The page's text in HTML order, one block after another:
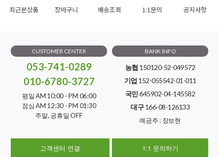
최근본상품 장바구니 배송조회 1:1문의 공지사항
CUSTOMER CENTER
053-741-0289
010-6780-3727
평일 AM 10:00 - PM 06:00
점심 AM 12:30 - PM 01:30
주말, 공휴일 OFF
BANK INFO
농협 150120-52-049572
기업 152-055542-01-011
국민645902-04-145582
대구166-08-126133
예금주 : 장보현
고객센터 연결 1:1 문의하기